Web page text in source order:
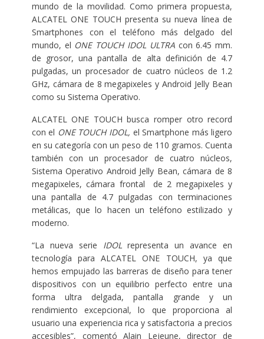
mundo de la movilidad. Como primera propuesta,
ALCATEL ONE TOUCH presenta su nueva línea de
Smartphones con el teléfono más delgado del
mundo, el ONE TOUCH IDOL ULTRAcon 6.45 mm.
de grosor, una pantalla de alta definición de 4.7
pulgadas, un procesador de cuatro núcleos de 1.2
GHz, cámara de 8 megapixeles y Android Jelly Bean
como su Sistema Operativo.
ALCATEL ONE TOUCH busca romper otro record
con el ONE TOUCH IDOL, el Smartphone más ligero
en su categoría con un peso de 110 gramos. Cuenta
también con un procesador de cuatro núcleos,
Sistema Operativo Android Jelly Bean, cámara de 8
megapixeles, cámara frontal de 2 megapixeles y
una pantalla de 4.7 pulgadas con terminaciones
metálicas, que lo hacen un teléfono estilizado y
moderno.
“La nueva serie IDOLrepresenta un avance en
tecnología para ALCATEL ONE TOUCH, ya que
hemos empujado las barreras de diseño para tener
dispositivos con un equilibrio perfecto entre una
forma ultra delgada, pantalla grande y un
rendimiento excepcional, lo que proporciona al
usuario una experiencia rica y satisfactoria a precios
accesibles”, comentó Alain Lejeune, director de